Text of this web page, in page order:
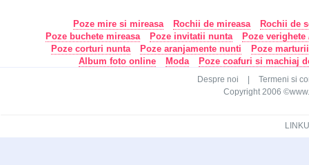
Poze mire si mireasa Rochii de mireasa
Rochii de
Poze buchete mireasa
Poze invitatii nunta
Poze
Poze corturi nunta
Poze aranjamente nunti
Poze
Album foto online
Moda Poze coafuri si machiaj
Despre noi
Termeni si
Copyright 2006